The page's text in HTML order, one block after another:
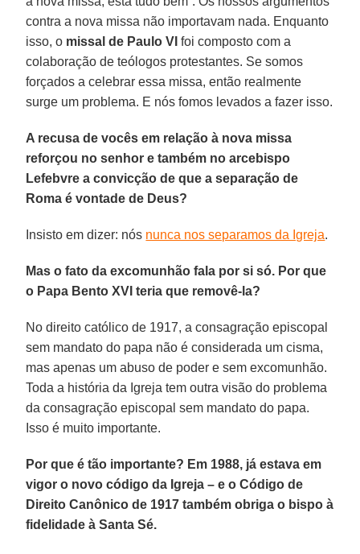
contra a nova missa não importavam nada. Enquanto
isso, o missal de Paulo VI foi composto com a
colaboração de teólogos protestantes. Se somos
forçados a celebrar essa missa, então realmente
surge um problema. E nós fomos levados a fazer isso.
A recusa de vocês em relação à nova missa
reforçou no senhor e também no arcebispo
Lefebvre a convicção de que a separação de
Roma é vontade de Deus?
Insisto em dizer: nós nunca nos separamos da Igreja.
Mas o fato da excomunhão fala por si só. Por que
o Papa Bento XVI teria que removê-la?
No direito católico de 1917, a consagração episcopal
sem mandato do papa não é considerada um cisma,
mas apenas um abuso de poder e sem excomunhão.
Toda a história da Igreja tem outra visão do problema
da consagração episcopal sem mandato do papa.
Isso é muito importante.
Por que é tão importante? Em 1988, já estava em
vigor o novo código da Igreja – e o Código de
Direito Canônico de 1917 também obriga o bispo à
fidelidade à Santa Sé.